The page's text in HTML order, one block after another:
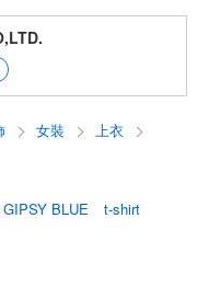
有的柔軟手感。
特性。
負擔。
需求。
女裝
上衣
GIPSY BLUE
t-shirt